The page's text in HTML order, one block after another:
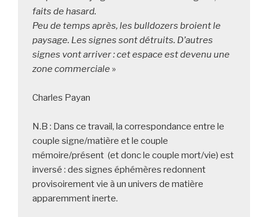
faits de hasard.
Peu de temps après, les bulldozers broient le
paysage. Les signes sont détruits. D’autres
signes vont arriver : cet espace est devenu une
zone commerciale »
Charles Payan
N.B : Dans ce travail, la correspondance entre le
couple signe/matière et le couple
mémoire/présent  (et donc le couple mort/vie) est
inversé : des signes éphémères redonnent
provisoirement vie à un univers de matière
apparemment inerte.